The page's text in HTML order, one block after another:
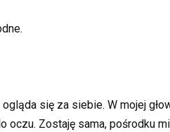
się za siebie. W mojej
oczu. Zostaję sama, pośrodku